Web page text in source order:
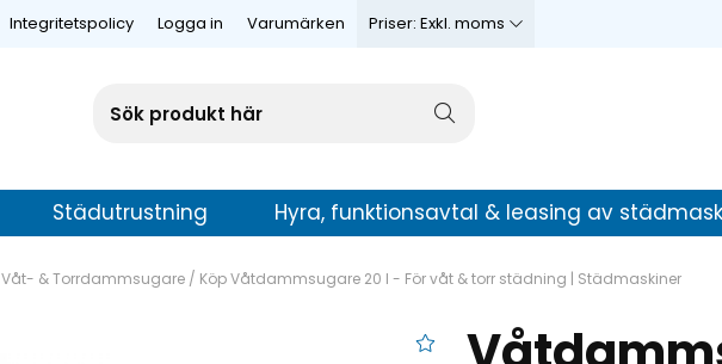
Integritetspolicy Logga in Varumärken Priser: Exkl. moms
Städutrustning Hyra, funktionsavtal & leasing av
Våt- & Torrdammsugare / Köp Våtdammsugare 20 l - För våt & torr städning | Städmaskiner